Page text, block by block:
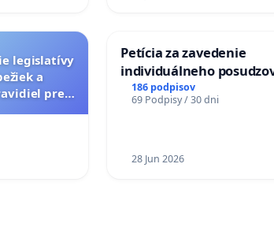
legislatívy
a
pre
Petícia za zavedenie
individuálneho
zdravotnej spôsobilosti
diabetom 1. a 2. typu pri
186 podpisov
69 Podpisy / 30 dni
28 Jun 2026